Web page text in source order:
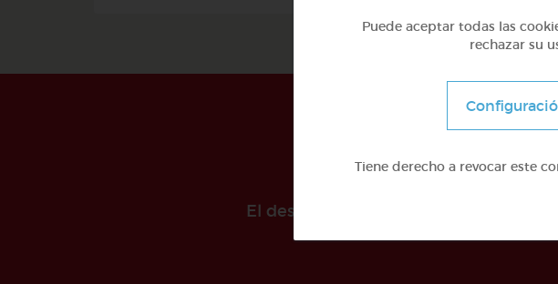
El desarollo de este proyecto ha sido
Puede aceptar todas las
rechazar su
Tiene derecho a revocar este